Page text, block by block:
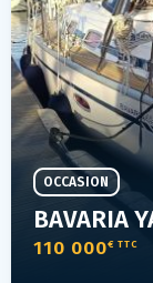
110 000€ TTC
OCCASION